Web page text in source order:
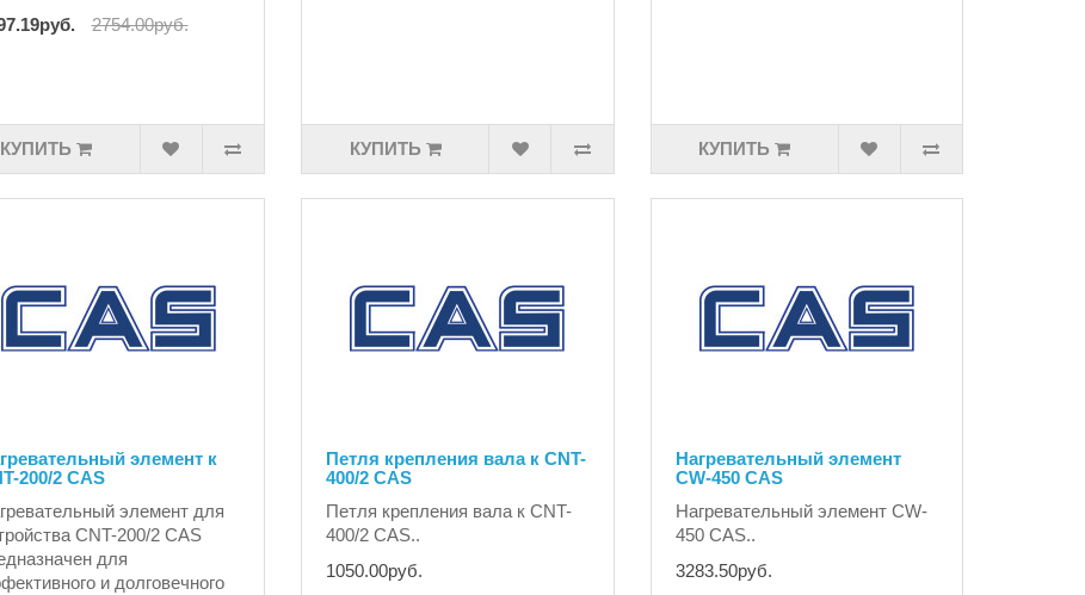
2754.00руб.
КУПИТЬ КУПИТЬ КУПИТЬ
элемент к
200/2 CAS
элемент для
CNT-200/2 CAS
для
и долговечного
Петля крепления вала к CNT-
400/2 CAS
Петля крепления вала к CNT-
400/2 CAS..
1050.00руб.
Нагревательный элемент
CW-450 CAS
Нагревательный элемент CW-
450 CAS..
3283.50руб.